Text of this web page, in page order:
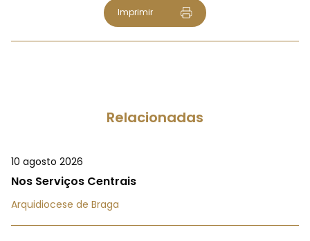
Imprimir
Relacionadas
10 agosto 2026
Nos Serviços Centrais
Arquidiocese de Braga